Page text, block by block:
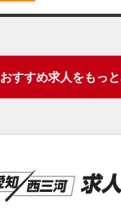
おすすめ求人をもっ